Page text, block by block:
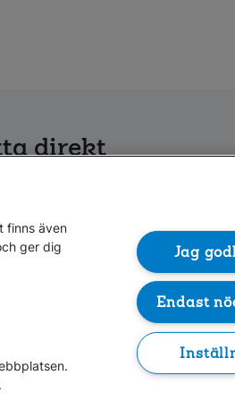
direkt
blanketter
Anmälningar
Arbetslöshet
Inträden och
finns även
ger dig
.
Jag
Endast